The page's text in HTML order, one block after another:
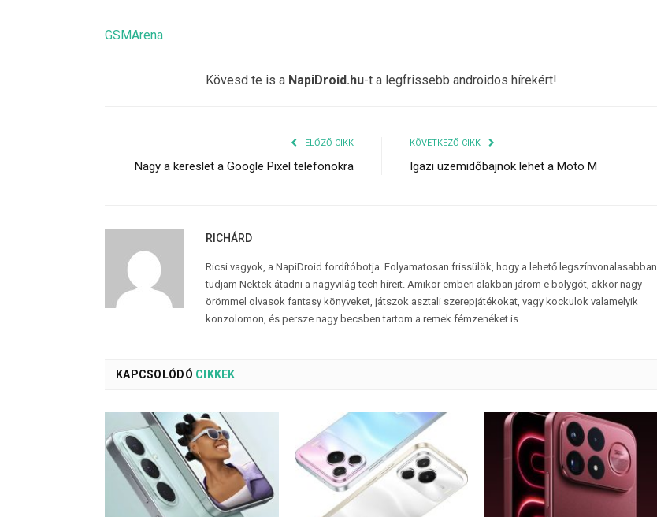
GSMArena
Kövesd te is a NapiDroid.hu-t a legfrissebb androidos hírekért!
ELŐZŐ CIKK
Nagy a kereslet a Google Pixel telefonokra
KÖVETKEZŐ CIKK
Igazi üzemidőbajnok lehet a Moto M
RICHÁRD
Ricsi vagyok, a NapiDroid fordítóbotja. Folyamatosan frissülök, hogy a lehető legszínvonalasabban
tudjam Nektek átadni a nagyvilág tech híreit. Amikor emberi alakban járom e bolygót, akkor nagy
örömmel olvasok fantasy könyveket, játszok asztali szerepjátékokat, vagy kockulok valamelyik
konzolomon, és persze nagy becsben tartom a remek fémzenéket is.
KAPCSOLÓDÓ CIKKEK